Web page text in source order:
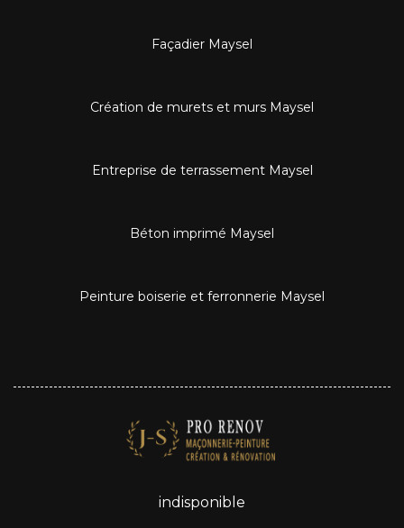
Façadier Maysel
Création de murets et murs Maysel
Entreprise de terrassement Maysel
Béton imprimé Maysel
Peinture boiserie et ferronnerie Maysel
indisponible